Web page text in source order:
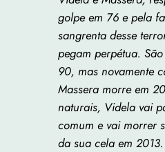
golpe em 76 e pela
sangrenta desse
pegam perpétua.
90, mas novamente
Massera morre em
naturais, Videla vai
comum e vai morrer
da sua cela em 2013.